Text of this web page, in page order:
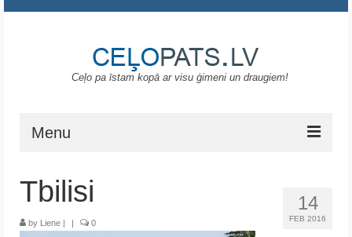
Ceļo pa īstam kopā ar visu ģimeni un draugiem!
Menu
14
FEB 2016
Tbilisi
by Liene | | 0